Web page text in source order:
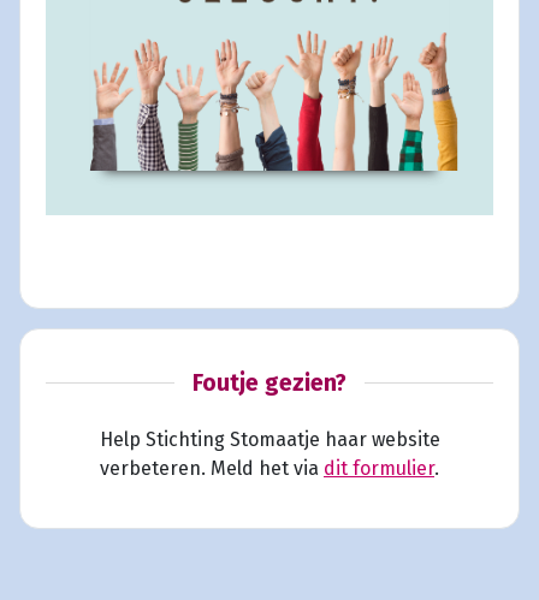
Foutje gezien?
Help Stichting Stomaatje haar website
verbeteren. Meld het via dit formulier.